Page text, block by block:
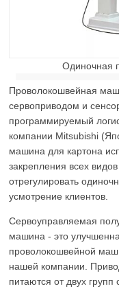
Одиночная
Проволокошвейная
сервоприводом и
программируемый
компании Mitsubishi
машина для картона
закрепления всех
отрегулировать
усмотрение клиентов.
Сервоуправляемая
машина - это
проволокошвейной
нашей компании.
питаются от двух